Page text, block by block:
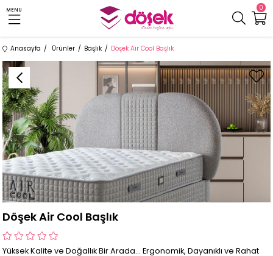
0
MENU
Anasayfa Ürünler Başlık Döşek Air Cool Başlık
Döşek Air Cool Başlık
Yüksek Kalite ve Doğallık Bir Arada... Ergonomik, Dayanıklı ve Rahat